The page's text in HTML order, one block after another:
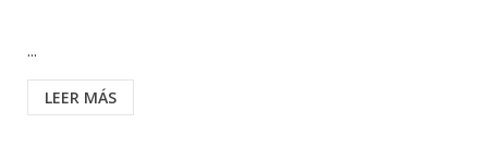
...
LEER MÁS